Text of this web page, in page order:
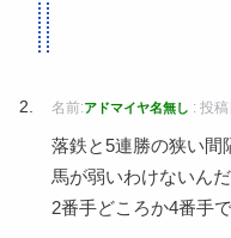
名前:アドマイヤ名無し : 投
落鉄と5連勝の狭い間
馬が弱いわけないんだ
2番手どころか4番手